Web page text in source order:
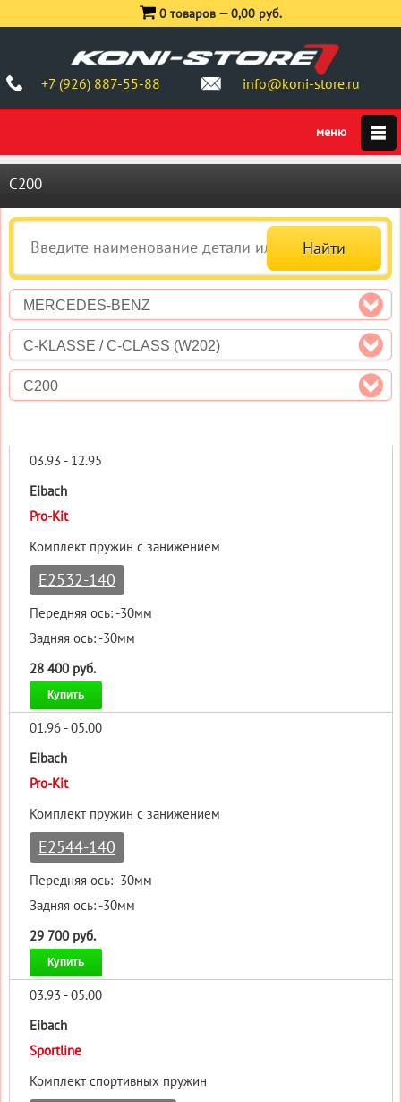
+7 (926) 887-55-88 info@koni-store.ru
0 товаров —0,00 руб.
C200
MERCEDES-BENZ
C-KLASSE / C-CLASS (W202)
C200
03.93 - 12.95
Eibach
Pro-Kit
Комплект пружин с занижением
E2532-140
Передняя ось: -30мм
Задняя ось: -30мм
28 400 руб.
Купить
01.96 - 05.00
Eibach
Pro-Kit
Комплект пружин с занижением
E2544-140
Передняя ось: -30мм
Задняя ось: -30мм
29 700 руб.
Купить
03.93 - 05.00
Eibach
Sportline
Комплект спортивных пружин